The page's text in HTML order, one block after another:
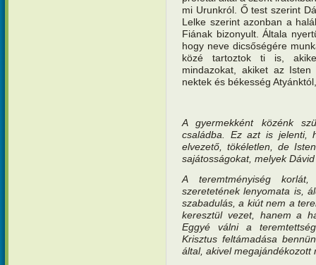
mi Urunkról. Ő test szerint
Lelke szerint azonban a
Fiának bizonyult. Általa
hogy neve dicsőségére
közé tartoztok ti is,
mindazokat, akiket az
nektek és békesség
A gyermekként közénk
családba. Ez azt is jelenti,
elvezető, tökéletlen, de
sajátosságokat, melyek
A teremtményiség
szeretetének lenyomata is,
szabadulás, a kiút nem a
keresztül vezet, hanem a
Eggyé válni a
Krisztus feltámadása
által, akivel megajándékozott